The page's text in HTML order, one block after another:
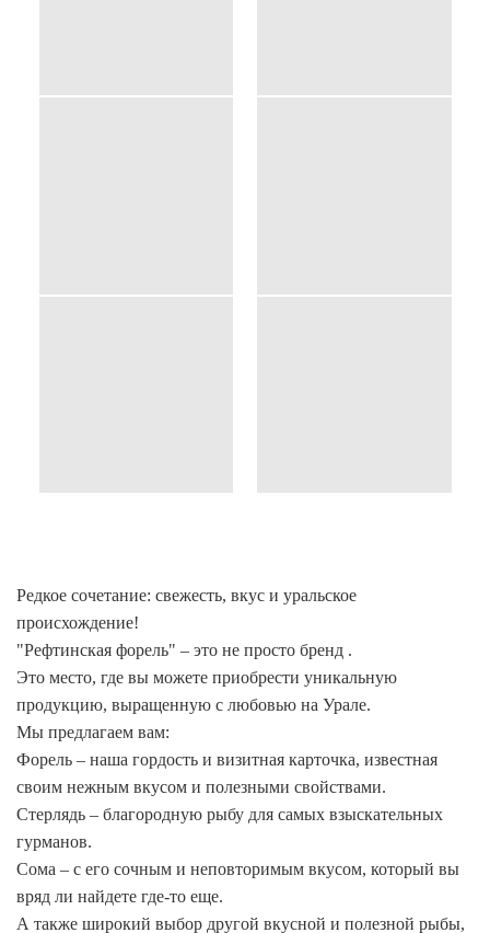
Редкое сочетание: свежесть, вкус и уральское
происхождение!
"Рефтинская форель" – это не просто бренд .
Это место, где вы можете приобрести уникальную
продукцию, выращенную с любовью на Урале.
Мы предлагаем вам:
Форель – наша гордость и визитная карточка, известная
своим нежным вкусом и полезными свойствами.
Стерлядь – благородную рыбу для самых взыскательных
гурманов.
Сома – с его сочным и неповторимым вкусом, который вы
вряд ли найдете где-то еще.
А также широкий выбор другой вкусной и полезной рыбы,